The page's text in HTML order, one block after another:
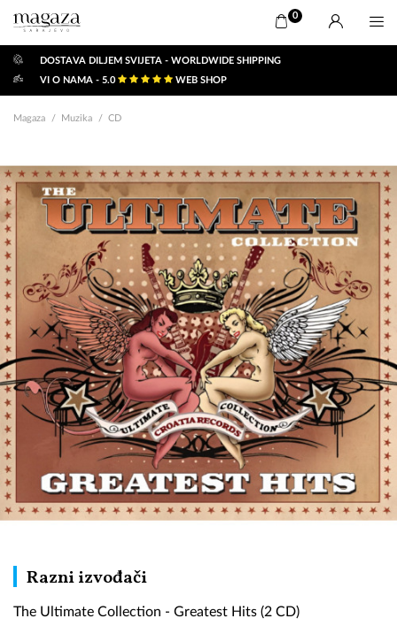
0
DOSTAVA DILJEM SVIJETA - WORLDWIDE SHIPPING
VI O NAMA - 5.0
WEB SHOP
Magaza Muzika CD
Razni izvođačiThe
Collection
The Ultimate Collection - Greatest Hits (2 CD)